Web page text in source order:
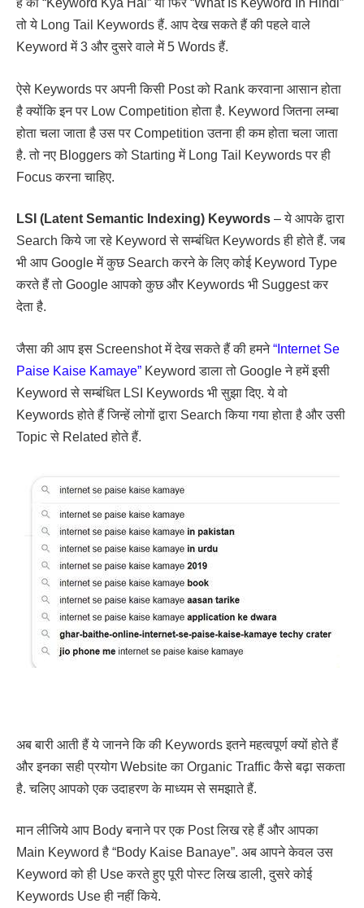
हैं की “Keyword Kya Hai” या फिर “What Is Keyword In Hindi”
तो ये Long Tail Keywords हैं. आप देख सकते हैं की पहले वाले
Keyword में 3 और दुसरे वाले में 5 Words हैं.
ऐसे Keywords पर अपनी किसी Post को Rank करवाना आसान होता
है क्योंकि इन पर Low Competition होता है. Keyword जितना लम्बा
होता चला जाता है उस पर Competition उतना ही कम होता चला जाता
है. तो नए Bloggers को Starting में Long Tail Keywords पर ही
Focus करना चाहिए.
LSI (Latent Semantic Indexing) Keywords – ये आपके द्वारा
Search किये जा रहे Keyword से सम्बंधित Keywords ही होते हैं. जब
भी आप Google में कुछ Search करने के लिए कोई Keyword Type
करते हैं तो Google आपको कुछ और Keywords भी Suggest कर
देता है.
जैसा की आप इस Screenshot में देख सकते हैं की हमने“Internet Se
Paise Kaise Kamaye” Keyword डाला तो Google ने हमें इसी
Keyword से सम्बंधित LSI Keywords भी सुझा दिए. ये वो
Keywords होते हैं जिन्हें लोगों द्वारा Search किया गया होता है और उसी
Topic से Related होते हैं.
अब बारी आती हैं ये जानने कि की Keywords इतने महत्वपूर्ण क्यों होते हैं
और इनका सही प्रयोग Website का Organic Traffic कैसे बढ़ा सकता
है. चलिए आपको एक उदाहरण के माध्यम से समझाते हैं.
मान लीजिये आप Body बनाने पर एक Post लिख रहे हैं और आपका
Main Keyword है “Body Kaise Banaye”. अब आपने केवल उस
Keyword को ही Use करते हुए पूरी पोस्ट लिख डाली, दुसरे कोई
Keywords Use ही नहीं किये.